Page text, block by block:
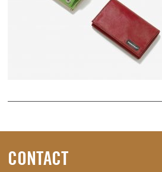
CONTACT